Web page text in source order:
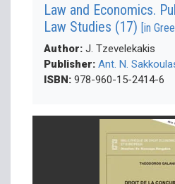
Law and Economics.
Law Studies (17) [in
Author: J. Tzevelekakis
Publisher: Ant. N.
ISBN: 978-960-15-2414-6